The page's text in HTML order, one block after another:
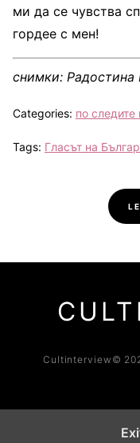
ми да се чувства
гордее с мен!
снимки: Радостина
Categories: по следите
Tags: Гласът на
Cultinterview©